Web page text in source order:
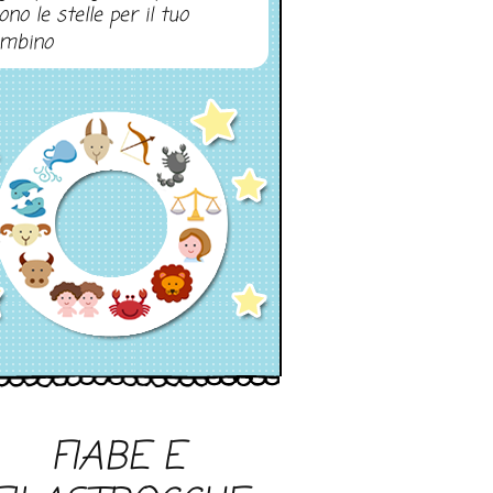
le stelle per il tuo
FIABE E